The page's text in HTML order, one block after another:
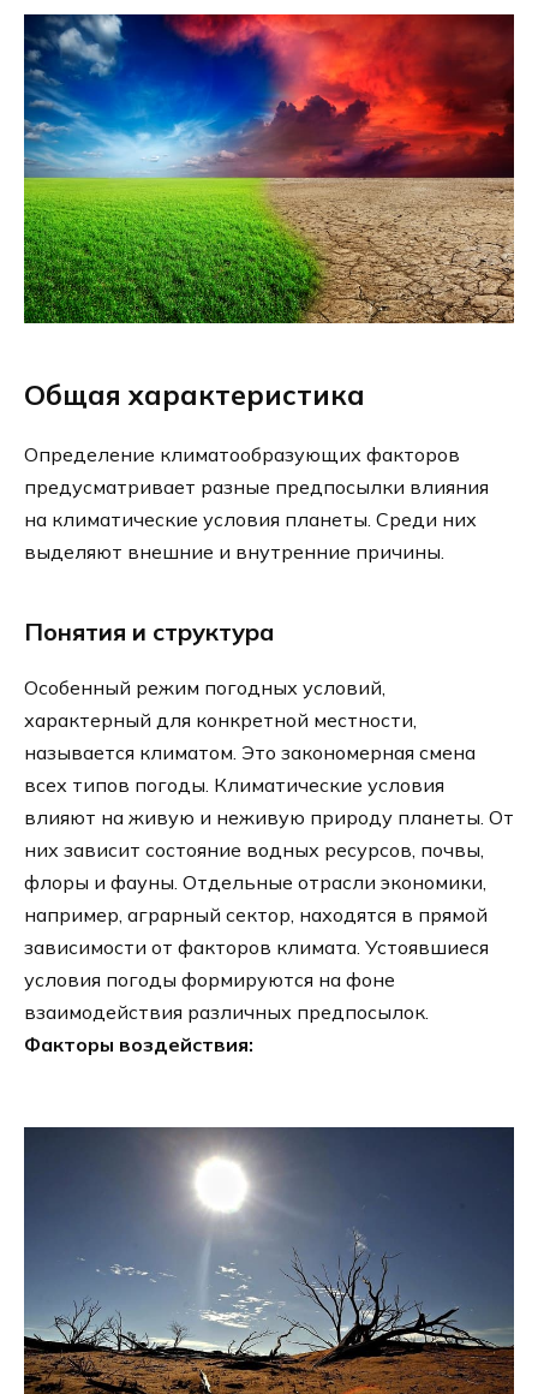
Общая характеристика
Определение климатообразующих факторов
предусматривает разные предпосылки влияния
на климатические условия планеты. Среди них
выделяют внешние и внутренние причины.
Понятия и структура
Особенный режим погодных условий,
характерный для конкретной местности,
называется климатом. Это закономерная смена
всех типов погоды. Климатические условия
влияют на живую и неживую природу планеты. От
них зависит состояние водных ресурсов, почвы,
флоры и фауны. Отдельные отрасли экономики,
например, аграрный сектор, находятся в прямой
зависимости от факторов климата. Устоявшиеся
условия погоды формируются на фоне
взаимодействия различных предпосылок.
Факторы воздействия: